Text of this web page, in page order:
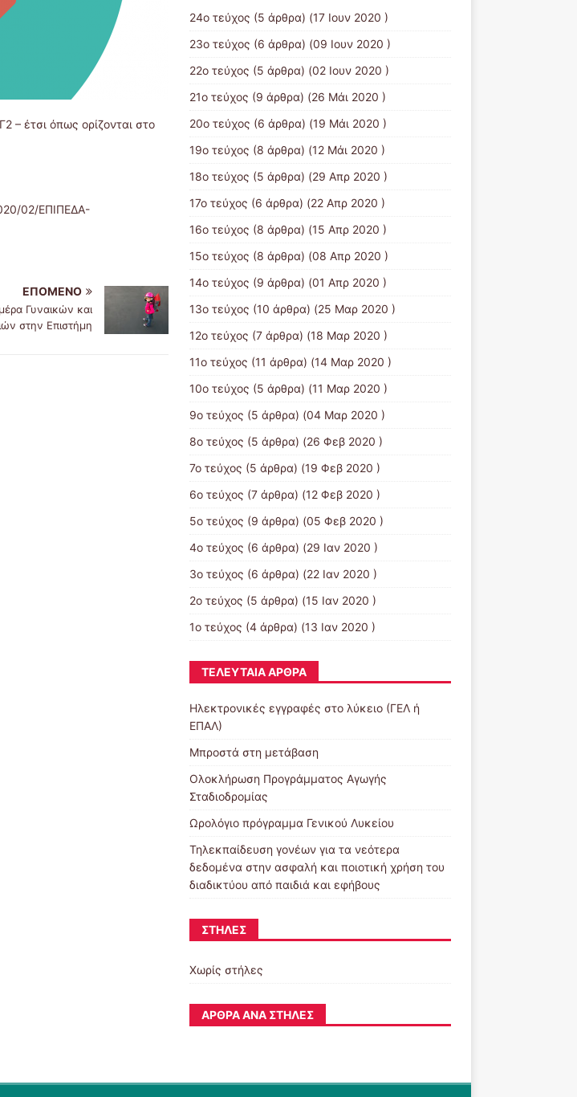
– έτσι όπως ορίζονται στο
02/ΕΠΙΠΕΔΑ-
ΕΠΌΜΕΝΟ
Γυναικών και
στην Επιστήμη
24ο τεύχος (5 άρθρα) (17 Ιουν 2020 )
23ο τεύχος (6 άρθρα) (09 Ιουν 2020 )
22ο τεύχος (5 άρθρα) (02 Ιουν 2020 )
21ο τεύχος (9 άρθρα) (26 Μάι 2020 )
20ο τεύχος (6 άρθρα) (19 Μάι 2020 )
19ο τεύχος (8 άρθρα) (12 Μάι 2020 )
18ο τεύχος (5 άρθρα) (29 Απρ 2020 )
17ο τεύχος (6 άρθρα) (22 Απρ 2020 )
16ο τεύχος (8 άρθρα) (15 Απρ 2020 )
15ο τεύχος (8 άρθρα) (08 Απρ 2020 )
14ο τεύχος (9 άρθρα) (01 Απρ 2020 )
13ο τεύχος (10 άρθρα) (25 Μαρ 2020 )
12ο τεύχος (7 άρθρα) (18 Μαρ 2020 )
11ο τεύχος (11 άρθρα) (14 Μαρ 2020 )
10ο τεύχος (5 άρθρα) (11 Μαρ 2020 )
9ο τεύχος (5 άρθρα) (04 Μαρ 2020 )
8ο τεύχος (5 άρθρα) (26 Φεβ 2020 )
7ο τεύχος (5 άρθρα) (19 Φεβ 2020 )
6ο τεύχος (7 άρθρα) (12 Φεβ 2020 )
5ο τεύχος (9 άρθρα) (05 Φεβ 2020 )
4ο τεύχος (6 άρθρα) (29 Ιαν 2020 )
3ο τεύχος (6 άρθρα) (22 Ιαν 2020 )
2ο τεύχος (5 άρθρα) (15 Ιαν 2020 )
1ο τεύχος (4 άρθρα) (13 Ιαν 2020 )
ΤΕΛΕΥΤΑΊΑ ΆΡΘΡΑ
Ηλεκτρονικές εγγραφές στο λύκειο (ΓΕΛ ή
ΕΠΑΛ)
Μπροστά στη μετάβαση
Ολοκλήρωση Προγράμματος Αγωγής
Σταδιοδρομίας
Ωρολόγιο πρόγραμμα Γενικού Λυκείου
Τηλεκπαίδευση γονέων για τα νεότερα
δεδομένα στην ασφαλή και ποιοτική χρήση του
διαδικτύου από παιδιά και εφήβους
ΣΤΉΛΕΣ
Χωρίς στήλες
ΆΡΘΡΑ ΑΝΆ ΣΤΉΛΕΣ